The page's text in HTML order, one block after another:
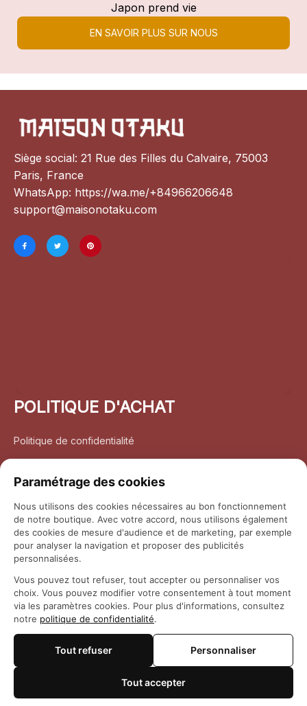
Japon prend vie
EN SAVOIR PLUS SUR NOUS
Siège social: 21 Rue des Filles du Calvaire, 75003
Paris, France
WhatsApp: https://wa.me/+84966206648
support@maisonotaku.com
POLITIQUE D'ACHAT
Politique de confidentialité
Politique de retour et remboursement
Coordonnées
Questions fréquemment posées
© 2026 Maison Otaku
Paramétrage des cookies
Nous utilisons des cookies nécessaires au bon fonctionnement
de notre boutique. Avec votre accord, nous utilisons également
des cookies de mesure d'audience et de marketing, par exemple
pour analyser la navigation et proposer des publicités
personnalisées.
Vous pouvez tout refuser, tout accepter ou personnaliser vos
choix. Vous pouvez modifier votre consentement à tout moment
via les paramètres cookies. Pour plus d'informations, consultez
notre politique de confidentialité.
Tout refuser Personnaliser
Tout accepter